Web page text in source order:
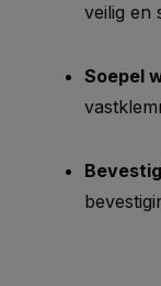
veilig en
Soepel